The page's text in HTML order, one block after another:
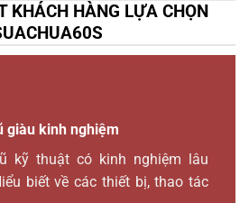
KHÁCH HÀNG LỰA CHỌN
giàu kinh nghiệm
kỹ thuật có kinh nghiệm lâu
biết về các thiết bị, thao tác